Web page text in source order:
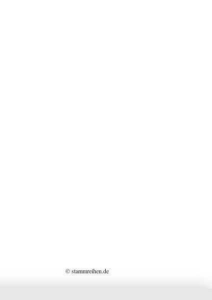
© stammreihen.de